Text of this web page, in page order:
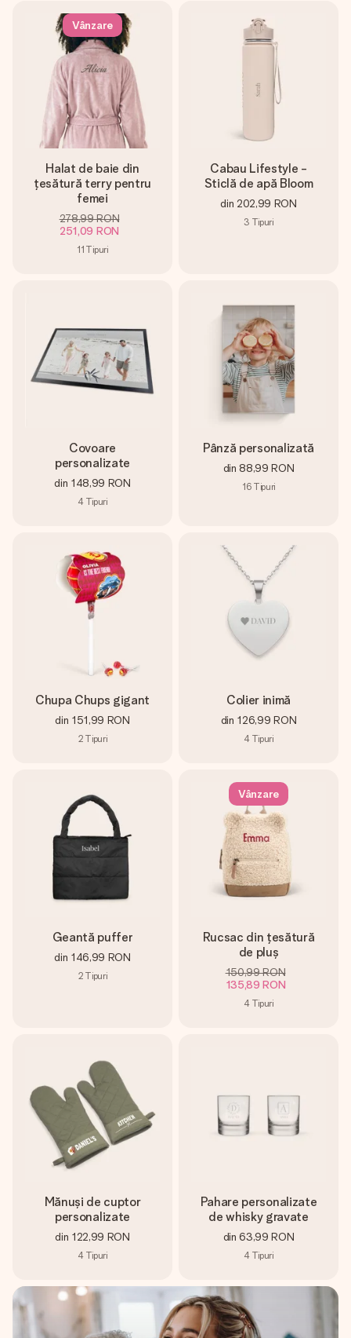
Vânzare
Halat de baie din
țesătură terry pentru
femei
278,99 RON
251,09 RON
11 Tipuri
Cabau Lifestyle -
Sticlă de apă Bloom
din 202,99 RON
3 Tipuri
Covoare
personalizate
din 148,99 RON
4 Tipuri
Pânză personalizată
din 88,99 RON
16 Tipuri
Chupa Chups gigant
din 151,99 RON
2 Tipuri
Colier inimă
din 126,99 RON
4 Tipuri
Geantă puffer
din 146,99 RON
2 Tipuri
Vânzare
Rucsac din țesătură
de pluș
150,99 RON
135,89 RON
4 Tipuri
Mănuși de cuptor
personalizate
din 122,99 RON
4 Tipuri
Pahare personalizate
de whisky gravate
din 63,99 RON
4 Tipuri